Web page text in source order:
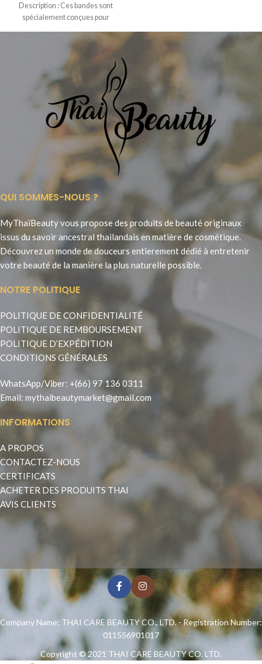
Description : Ces bandes sont
spécialement conçues pour
QUI SOMMES-NOUS ?
MyThaïBeauty vous propose des produits de beauté originaux
issus du savoir ancestral thailandais en matière de cosmétique.
Découvrez un monde de douceurs entierement dédié à entretenir
votre beauté de la manière la plus naturelle possible.
NOTRE POLITIQUE
POLITIQUE DE CONFIDENTIALITÉ
POLITIQUE DE REMBOURSEMENT
POLITIQUE D’EXPÉDITION
CONDITIONS GÉNÉRALES
WhatsApp/Viber: +(66) 97 136 0311
Email: mythaibeautymarket@gmail.com
INFORMATIONS
A PROPOS
CONTACTEZ-NOUS
CERTIFICATS
ACHETER DES PRODUITS THAI
AVIS CLIENTS
Company Name: THAI CARE BEAUTY CO., LTD. - Registration Number:
011556901017
Copyright © 2021 THAI CARE BEAUTY CO. LTD.